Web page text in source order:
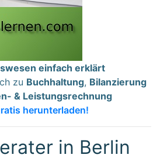
einfach erklärt
zu Buchhaltung, Bilanzierung
& Leistungsrechnung
herunterladen!
in Berlin